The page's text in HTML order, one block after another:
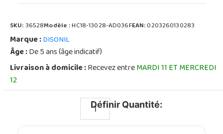
SKU:36528Modèle :HC18-13028-AD036FEAN:0203260130283
Marque :DISONIL
Âge :De 5 ans (âge indicatif)
Livraison à domicile :Recevez entreMARDI 11 ET MERCREDI
12
Définir Quantité: